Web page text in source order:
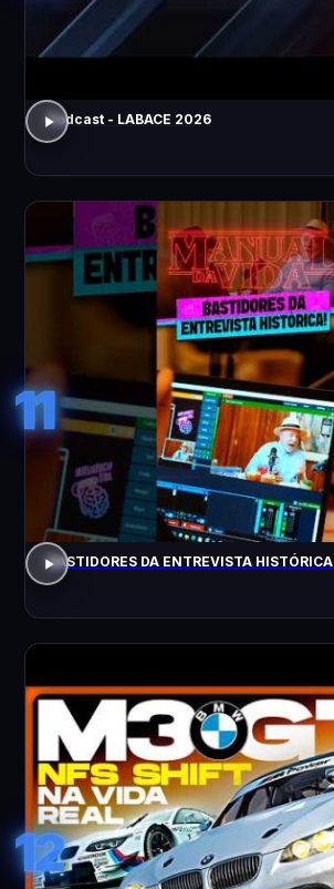
Podcast - LABACE 2026
11
BASTIDORES DA ENTREVISTA HISTÓRICA
12